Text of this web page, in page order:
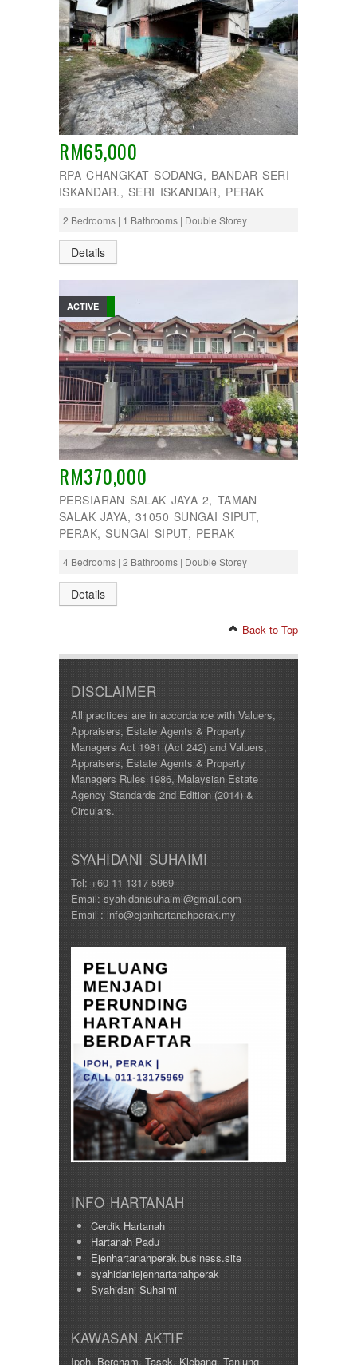
RM65,000
RPA CHANGKAT SODANG, BANDAR SERI
ISKANDAR., SERI ISKANDAR, PERAK
2 Bedrooms | 1 Bathrooms | Double Storey
Details
ACTIVE
RM370,000
PERSIARAN SALAK JAYA 2, TAMAN
SALAK JAYA, 31050 SUNGAI SIPUT,
PERAK, SUNGAI SIPUT, PERAK
4 Bedrooms | 2 Bathrooms | Double Storey
Details
Back to Top
DISCLAIMER
All practices are in accordance with Valuers,
Appraisers, Estate Agents & Property
Managers Act 1981 (Act 242) and Valuers,
Appraisers, Estate Agents & Property
Managers Rules 1986, Malaysian Estate
Agency Standards 2nd Edition (2014) &
Circulars.
SYAHIDANI SUHAIMI
Tel: +60 11-1317 5969
Email: syahidanisuhaimi@gmail.com
Email : info@ejenhartanahperak.my
INFO HARTANAH
Cerdik Hartanah
Hartanah Padu
Ejenhartanahperak.business.site
syahidaniejenhartanahperak
Syahidani Suhaimi
KAWASAN AKTIF
Ipoh,Bercham,Tasek,Klebang,Tanjung